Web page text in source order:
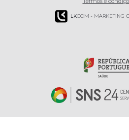
LKCOM - MARKETING